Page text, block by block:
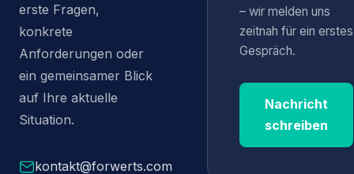
erste Fragen,
konkrete
Anforderungen oder
ein gemeinsamer Blick
auf Ihre aktuelle
Situation.
kontakt@forwerts.com
– wir melden uns
zeitnah für ein erstes
Gespräch.
Nachricht
schreiben